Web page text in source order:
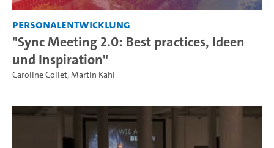
Personalentwicklung
"Sync Meeting 2.0: Best practices, Ideen
und Inspiration"
Caroline Collet,Martin Kahl